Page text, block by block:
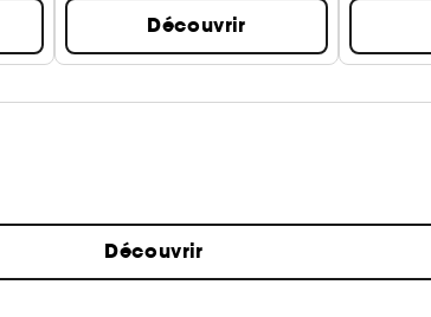
Découvrir
Découvrir